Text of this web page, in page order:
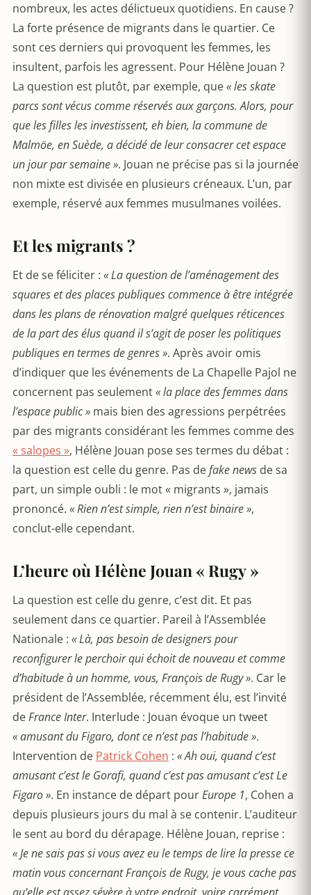
nombreux, les actes délictueux quotidiens. En cause ?
La forte présence de migrants dans le quartier. Ce
sont ces derniers qui provoquent les femmes, les
insultent, parfois les agressent. Pour Hélène Jouan ?
La question est plutôt, par exemple, que« les skate
parcs sont vécus comme réservés aux garçons. Alors, pour
que les filles les investissent, eh bien, la commune de
Malmöe, en Suède, a décidé de leur consacrer cet espace
un jour par semaine ». Jouan ne précise pas si la journée
non mixte est divisée en plusieurs créneaux. L’un, par
exemple, réservé aux femmes musulmanes voilées.
Et les migrants ?
Et de se féliciter : « La question de l’aménagement des
squares et des places publiques commence à être intégrée
dans les plans de rénovation malgré quelques réticences
de la part des élus quand il s’agit de poser les politiques
publiques en termes de genres ». Après avoir omis
d’indiquer que les événements de La Chapelle Pajol ne
concernent pas seulement« la place des femmes dans
l’espace public » mais bien des agressions perpétrées
par des migrants considérant les femmes comme des
« salopes », Hélène Jouan pose ses termes du débat :
la question est celle du genre. Pas defake news de sa
part, un simple oubli : le mot « migrants », jamais
prononcé. « Rien n’est simple, rien n’est binaire »,
conclut-elle cependant.
L’heure où Hélène Jouan « Rugy »
La question est celle du genre, c’est dit. Et pas
seulement dans ce quartier. Pareil à l’Assemblée
Nationale : « Là, pas besoin de designers pour
reconfigurer le perchoir qui échoit de nouveau et comme
d’habitude à un homme, vous, François de Rugy ». Car le
président de l’Assemblée, récemment élu, est l’invité
deFrance Inter. Interlude : Jouan évoque un tweet
« amusant du Figaro, dont ce n’est pas l’habitude ».
Intervention de Patrick Cohen : « Ah oui, quand c’est
amusant c’est le Gorafi, quand c’est pas amusant c’est Le
Figaro ». En instance de départ pourEurope 1, Cohen a
depuis plusieurs jours du mal à se contenir. L’auditeur
le sent au bord du dérapage. Hélène Jouan, reprise :
« Je ne sais pas si vous avez eu le temps de lire la presse ce
matin vous concernant François de Rugy, je vous cache pas